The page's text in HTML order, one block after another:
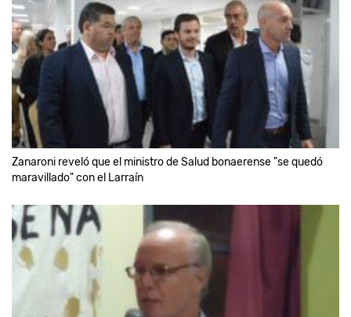
Zanaroni reveló que el ministro de Salud bonaerense "se quedó
maravillado" con el Larraín